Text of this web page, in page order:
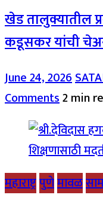
खेड तालुक्यातील
कडूसकर यांची
June 24, 2026
Comments2 min
महाराष्ट्रपुणेमावळ